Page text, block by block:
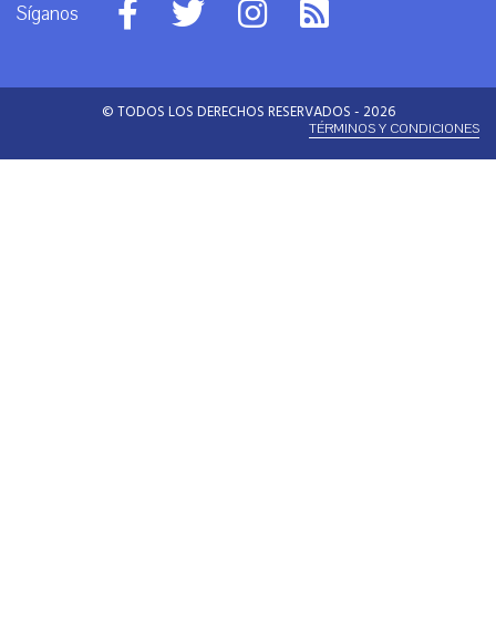
Síganos
© TODOS LOS DERECHOS RESERVADOS - 2026
TÉRMINOS Y CONDICIONES